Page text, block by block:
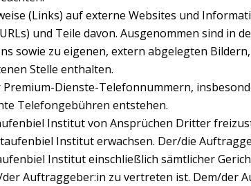
(Links) auf externe Websites und
und Teile davon. Ausgenommen sind in
sowie zu eigenen, extern abgelegten
Stelle enthalten.
Dienste-Telefonnummern,
Telefongebühren entstehen.
Institut von Ansprüchen Dritter
Institut erwachsen. Der/die
Institut einschließlich sämtlicher
Auftraggeber:in zu vertreten ist. Dem/der